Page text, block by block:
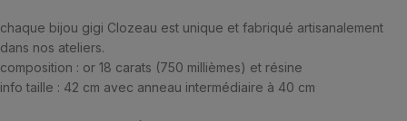
chaque bijou gigi Clozeau est unique et fabriqué artisanalement
dans nos ateliers.
composition : or 18 carats (750 millièmes) et résine
info taille : 42 cm avec anneau intermédiaire à 40 cm